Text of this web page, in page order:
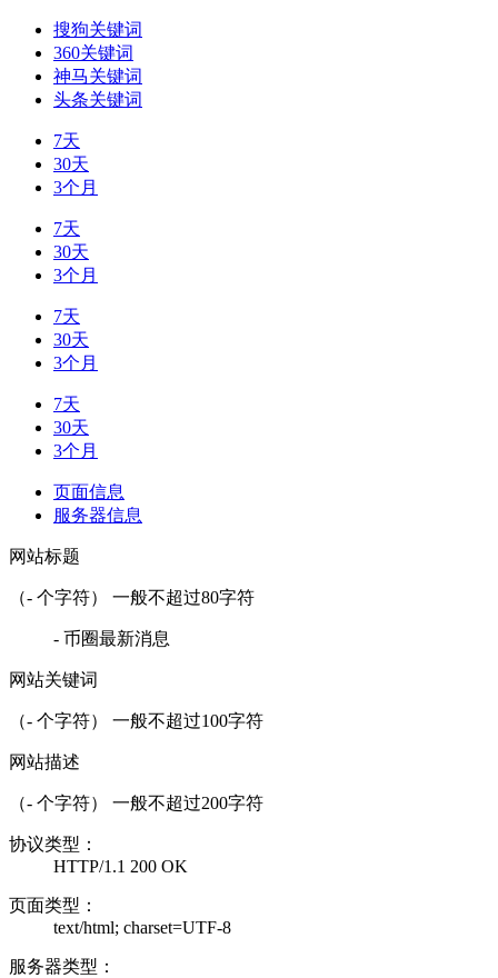
搜狗关键词
360关键词
神马关键词
头条关键词
7天
30天
3个月
7天
30天
3个月
7天
30天
3个月
7天
30天
3个月
页面信息
服务器信息
网站标题
（- 个字符） 一般不超过80字符
- 币圈最新消息
网站关键词
（- 个字符） 一般不超过100字符
网站描述
（- 个字符） 一般不超过200字符
协议类型：
HTTP/1.1 200 OK
页面类型：
text/html; charset=UTF-8
服务器类型：